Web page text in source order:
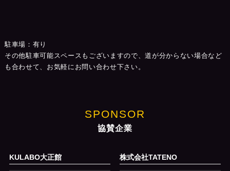
駐車場：有り
その他駐車可能スペースもございますので、道が分からない場合など
も合わせて、お気軽にお問い合わせ下さい。
SPONSOR
協賛企業
KULABO大正館 株式会社TATENO